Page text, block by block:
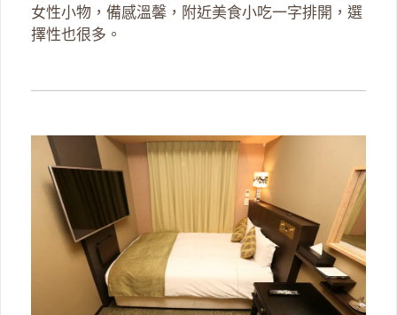
女性小物，備感溫馨，附近美食小吃一字排開，選
擇性也很多。